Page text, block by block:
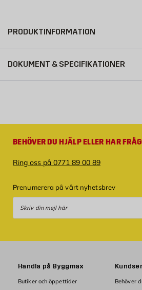
PRODUKTINFORMATION
DOKUMENT & SPECIFIKATIONER
BEHÖVER DU HJÄLP ELLER HAR
Ring oss på 0771 89 00 89
Prenumerera på vårt nyhetsbrev
Handla på Byggmax
Butiker och öppettider
Behöver